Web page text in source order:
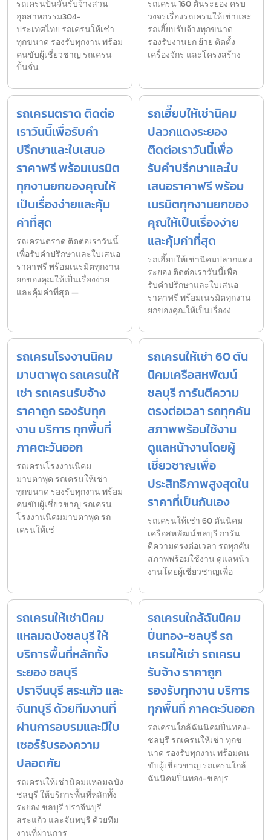
รถเครนปั้นจั่นรับจ้างสวน
อุตสาหกรรม304-
ประเทศไทย รถเครนให้เช่า
ทุกขนาด รองรับทุกงาน พร้อม
คนขับผู้เชี่ยวชาญ รถเครน
ปั้นจั่น
รถเครน 160 ตันระยอง ครบ
วงจรเรื่องรถเครนให้เช่าและ
รถเฮี๊ยบรับจ้างทุกขนาด
รองรับงานยก ย้าย ติดตั้ง
เครื่องจักร และโครงสร้าง
รถเครนตราด ติดต่อ
เราวันนี้เพื่อรับคำ
ปรึกษาและใบเสนอ
ราคาฟรี พร้อมเนรมิต
ทุกงานยกของคุณให้
เป็นเรื่องง่ายและคุ้ม
ค่าที่สุด
รถเครนตราด ติดต่อเราวันนี้
เพื่อรับคำปรึกษาและใบเสนอ
ราคาฟรี พร้อมเนรมิตทุกงาน
ยกของคุณให้เป็นเรื่องง่าย
และคุ้มค่าที่สุด —
รถเฮี๊ยบให้เช่านิคม
ปลวกแดงระยอง
ติดต่อเราวันนี้เพื่อ
รับคำปรึกษาและใบ
เสนอราคาฟรี พร้อม
เนรมิตทุกงานยกของ
คุณให้เป็นเรื่องง่าย
และคุ้มค่าที่สุด
รถเฮี๊ยบให้เช่านิคมปลวกแดง
ระยอง ติดต่อเราวันนี้เพื่อ
รับคำปรึกษาและใบเสนอ
ราคาฟรี พร้อมเนรมิตทุกงาน
ยกของคุณให้เป็นเรื่องง่
รถเครนโรงงานนิคม
มาบตาพุด รถเครนให้
เช่า รถเครนรับจ้าง
ราคาถูก รองรับทุก
งาน บริการ ทุกพื้นที่
ภาคตะวันออก
รถเครนโรงงานนิคม
มาบตาพุด รถเครนให้เช่า
ทุกขนาด รองรับทุกงาน พร้อม
คนขับผู้เชี่ยวชาญ รถเครน
โรงงานนิคมมาบตาพุด รถ
เครนให้เช่
รถเครนให้เช่า 60 ตัน
นิคมเครือสหพัฒน์
ชลบุรี การันตีความ
ตรงต่อเวลา รถทุกคัน
สภาพพร้อมใช้งาน
ดูแลหน้างานโดยผู้
เชี่ยวชาญเพื่อ
ประสิทธิภาพสูงสุดใน
ราคาที่เป็นกันเอง
รถเครนให้เช่า 60 ตันนิคม
เครือสหพัฒน์ชลบุรี การัน
ตีความตรงต่อเวลา รถทุกคัน
สภาพพร้อมใช้งาน ดูแลหน้า
งานโดยผู้เชี่ยวชาญเพื่อ
รถเครนให้เช่านิคม
แหลมฉบังชลบุรี ให้
บริการพื้นที่หลักทั้ง
ระยอง ชลบุรี
ปราจีนบุรี สระแก้ว และ
จันทบุรี ด้วยทีมงานที่
ผ่านการอบรมและมีใบ
เซอร์รับรองความ
ปลอดภัย
รถเครนให้เช่านิคมแหลมฉบัง
ชลบุรี ให้บริการพื้นที่หลักทั้ง
ระยอง ชลบุรี ปราจีนบุรี
สระแก้ว และจันทบุรี ด้วยทีม
งานที่ผ่านการ
รถเครนใกล้ฉันนิคม
ปิ่นทอง-ชลบุรี รถ
เครนให้เช่า รถเครน
รับจ้าง ราคาถูก
รองรับทุกงาน บริการ
ทุกพื้นที่ ภาคตะวันออก
รถเครนใกล้ฉันนิคมปิ่นทอง-
ชลบุรี รถเครนให้เช่า ทุกข
นาด รองรับทุกงาน พร้อมคน
ขับผู้เชี่ยวชาญ รถเครนใกล้
ฉันนิคมปิ่นทอง-ชลบุร